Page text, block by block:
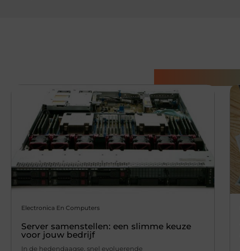
Electronica En Computers
Server samenstellen: een slimme keuze
voor jouw bedrijf
In de hedendaagse, snel evoluerende